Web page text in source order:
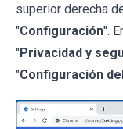
superior derecha
"Configuración".
"Privacidad y
"Configuración